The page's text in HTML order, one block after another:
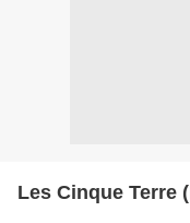
Les Cinque Terre